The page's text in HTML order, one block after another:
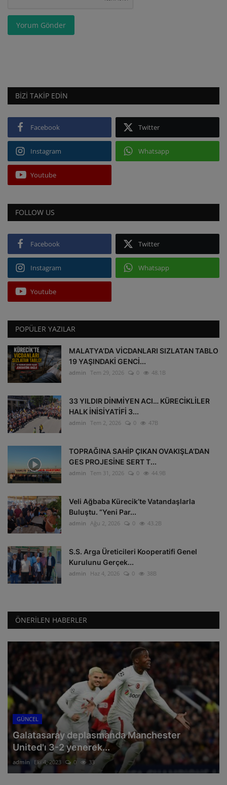
Yorum Gönder
BIZI TAKIP EDIN
Facebook Twitter
Instagram Whatsapp
Youtube
FOLLOW US
Facebook Twitter
Instagram Whatsapp
Youtube
POPÜLER YAZILAR
MALATYA’DA VİCDANLARI SIZLATAN TABLO
19 YAŞINDAKİ GENCİ...
admin Tem 29, 2026 0 48.1B
33 YILDIR DİNMİYEN ACI… KÜRECİKLİLER
HALK İNİSİYATİFİ 3...
admin Tem 2, 2026 0 47B
TOPRAĞINA SAHİP ÇIKAN OVAKIŞLA’DAN
GES PROJESİNE SERT T...
admin Tem 31, 2026 0 44.9B
Veli Ağbaba Kürecik’te Vatandaşlarla
Buluştu. “Yeni Par...
admin Ağu 2, 2026 0 43.2B
S.S. Arga Üreticileri Kooperatifi Genel
Kurulunu Gerçek...
admin Haz 4, 2026 0 38B
ÖNERILEN HABERLER
GÜNCEL
Galatasaray deplasmanda Manchester
United'ı 3-2 yenerek...
admin Eki 4, 2023 0 33